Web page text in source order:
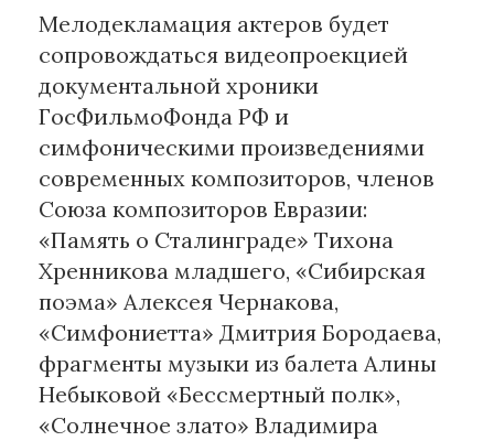
Мелодекламация актеров будет
сопровождаться видеопроекцией
документальной хроники
ГосФильмоФонда РФ и
симфоническими произведениями
современных композиторов, членов
Союза композиторов Евразии:
«Память о Сталинграде» Тихона
Хренникова младшего, «Сибирская
поэма» Алексея Чернакова,
«Симфониетта» Дмитрия Бородаева,
фрагменты музыки из балета Алины
Небыковой «Бессмертный полк»,
«Солнечное злато» Владимира